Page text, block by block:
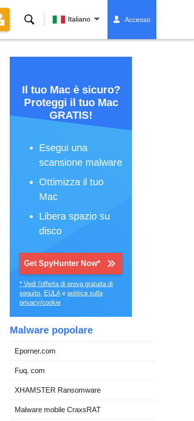
Ricerca Italiano Accesso
Il tuo Mac è sicuro?
Proteggi il tuo Mac
GRATIS!
Esegui una
scansione malware
Ottimizza il tuo
Mac
Libera spazio su
disco
Get SpyHunter Now*
* Vedi l'offerta di prova gratuita di
seguito. EULAe politica sulla
privacy/cookie .
Malware popolare
Eporner.com
Fuq. com
XHAMSTER Ransomware
Malware mobile CraxsRAT